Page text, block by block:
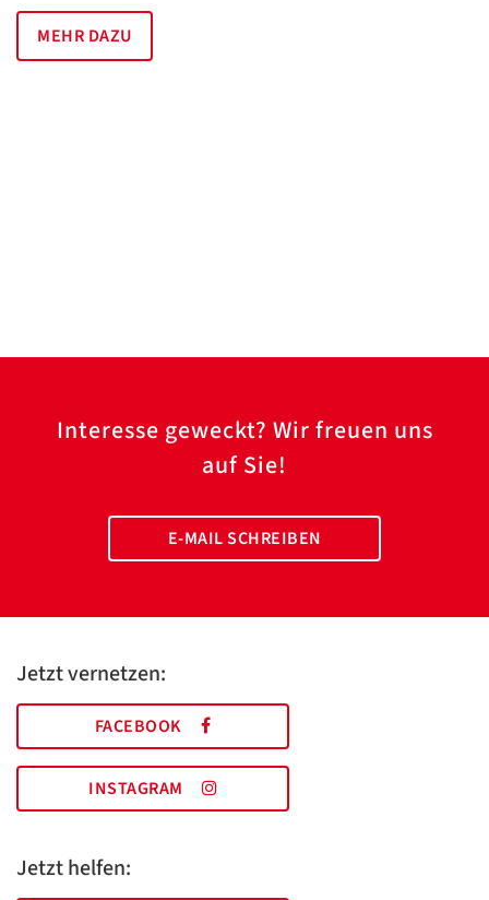
MEHR DAZU
Interesse geweckt? Wir freuen uns
auf Sie!
E-MAIL SCHREIBEN
Jetzt vernetzen:
FACEBOOK
INSTAGRAM
Jetzt helfen: